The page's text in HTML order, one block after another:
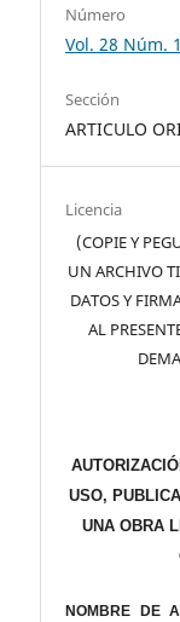
Número
Vol. 28 Núm.
Sección
ARTICULO
Licencia
(COPIE Y
UN ARCHIVO
DATOS Y
AL
USO,
UNA OBRA
NOMBRE DE